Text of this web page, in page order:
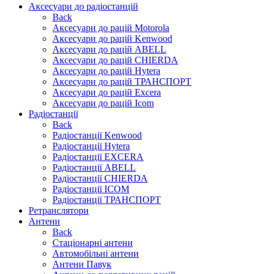
Аксесуари до радіостанцій
Back
Аксесуари до рацій Motorola
Аксесуари до рацій Kenwood
Аксесуари до рацій ABELL
Аксесуари до рацій CHIERDA
Аксесуари до рацій Hytera
Аксесуари до рацій ТРАНСПОРТ
Аксесуари до рацій Excera
Аксесуари до рацій Icom
Радіостанції
Back
Радіостанції Kenwood
Радіостанції Hytera
Радіостанції EXCERA
Радіостанції ABELL
Радіостанції CHIERDA
Радіостанції ICOM
Радіостанції ТРАНСПОРТ
Ретранслятори
Антени
Back
Стаціонарні антени
Автомобільні антени
Антени Павук